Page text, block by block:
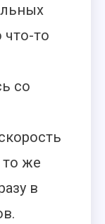
что-то
со
то же
в